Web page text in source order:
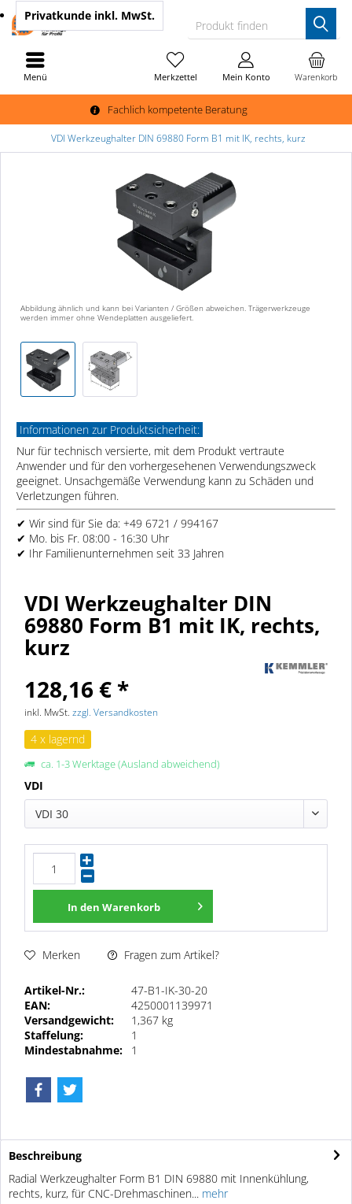
Fachlich kompetente Beratung
Produkt finden
Warenkorb
Merkzettel Mein Konto
Privatkunde inkl. MwSt.
Menü
VDI Werkzeughalter DIN 69880 Form B1 mit IK, rechts, kurz
Abbildung ähnlich und kann bei Varianten / Größen abweichen. Trägerwerkzeuge
werden immer ohne Wendeplatten ausgeliefert.
Informationen zur Produktsicherheit:
Nur für technisch versierte, mit dem Produkt vertraute
Anwender und für den vorhergesehenen Verwendungszweck
geeignet. Unsachgemäße Verwendung kann zu Schäden und
Verletzungen führen.
✔ Wir sind für Sie da: +49 6721 / 994167
✔ Mo. bis Fr. 08:00 - 16:30 Uhr
✔ Ihr Familienunternehmen seit 33 Jahren
VDI Werkzeughalter DIN
69880 Form B1 mit IK, rechts,
kurz
128,16 € *
inkl. MwSt. zzgl. Versandkosten
4 x lagernd
ca. 1-3 Werktage (Ausland abweichend)
VDI
VDI 30
In den Warenkorb
Merken Fragen zum Artikel?
Artikel-Nr.:
47-B1-IK-30-20
EAN:
4250001139971
Versandgewicht:
1,367 kg
Staffelung:
1
Mindestabnahme:
1
Beschreibung
Radial Werkzeughalter Form B1 DIN 69880 mit Innenkühlung,
rechts, kurz, für CNC-Drehmaschinen... mehr